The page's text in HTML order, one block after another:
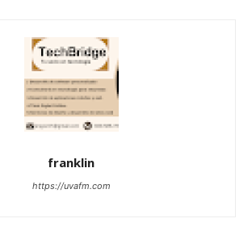
franklin
https://uvafm.com